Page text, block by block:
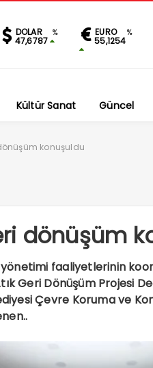
DOLAR %
47,6787
EURO %
55,1254
Kültür Sanat Güncel
konuşuldu
dönüşüm
yönetimi faaliyetlerinin
Geri Dönüşüm Projesi
Çevre Koruma ve